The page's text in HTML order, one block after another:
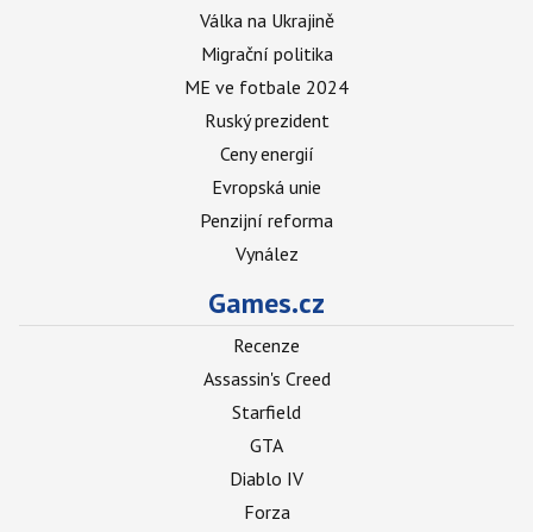
Válka na Ukrajině
Migrační politika
ME ve fotbale 2024
Ruský prezident
Ceny energií
Evropská unie
Penzijní reforma
Vynález
Games.cz
Recenze
Assassin's Creed
Starfield
GTA
Diablo IV
Forza